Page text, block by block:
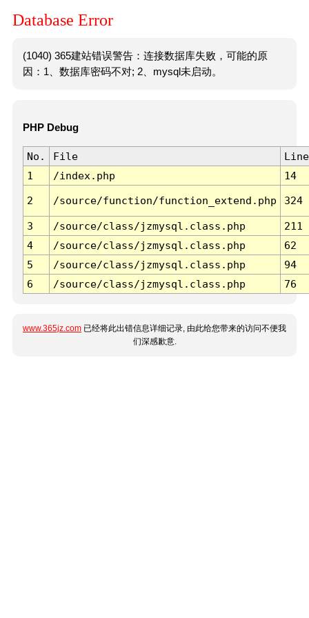
Database Error
(1040) 365建站错误警告：连接数据库失败，可能的原
因：1、数据库密码不对; 2、mysql未启动。
PHP Debug
No. File
Line
1
/index.php 14
2 /source/function/function_extend.php 324
3 /source/class/jzmysql.class.php
211
4
/source/class/jzmysql.class.php
62
5
/source/class/jzmysql.class.php
94
6
/source/class/jzmysql.class.php 76
www.365jz.com 已经将此出错信息详细记录, 由此给您带来的访问不便我
们深感歉意.